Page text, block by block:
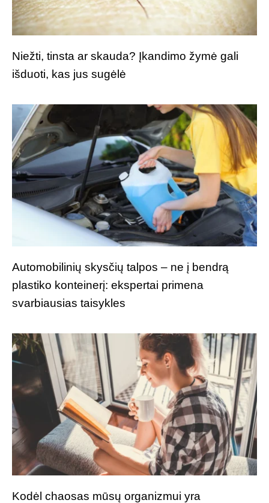
Niežti, tinsta ar skauda? Įkandimo žymė gali
išduoti, kas jus sugėlė
Automobilinių skysčių talpos – ne į bendrą
plastiko konteinerį: ekspertai primena
svarbiausias taisykles
Kodėl chaosas mūsų organizmui yra